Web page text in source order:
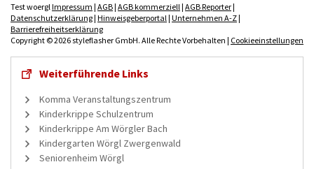
Test woergl Impressum | AGB| AGB kommerziell | AGB Reporter|
Datenschutzerklärung| Hinweisgeberportal | Unternehmen A-Z|
Barrierefreiheitserklärung
Copyright © 2026 styleflasher GmbH. Alle Rechte Vorbehalten | Cookieeinstellungen
Weiterführende Links
Komma Veranstaltungszentrum
Kinderkrippe Schulzentrum
Kinderkrippe Am Wörgler Bach
Kindergarten Wörgl Zwergenwald
Seniorenheim Wörgl